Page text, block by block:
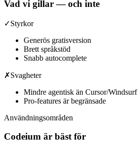
Vad vi gillar — och inte
✓Styrkor
Generös gratisversion
Brett språkstöd
Snabb autocomplete
✗Svagheter
Mindre agentisk än Cursor/Windsurf
Pro-features är begränsade
Användningsområden
Codeium är bäst för